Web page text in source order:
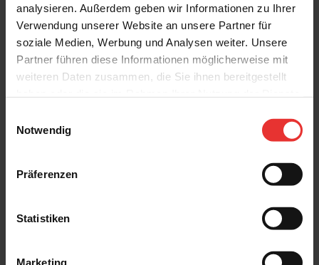
analysieren. Außerdem geben wir Informationen zu Ihrer
Verwendung unserer Website an unsere Partner für
soziale Medien, Werbung und Analysen weiter. Unsere
Partner führen diese Informationen möglicherweise mit
weiteren Daten zusammen, die Sie ihnen bereitgestellt
Notwendig
Präferenzen
Statistiken
Marketing
Habitat